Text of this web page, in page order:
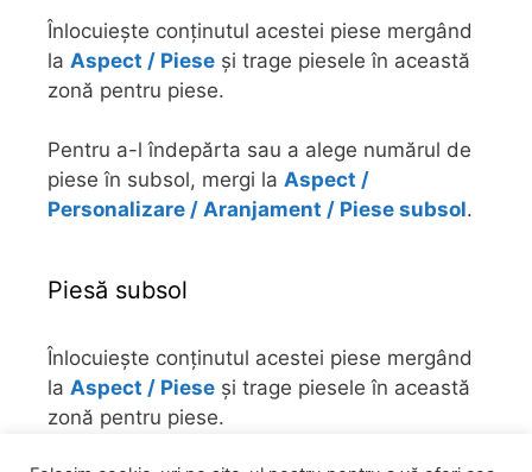
Înlocuiește conținutul acestei piese mergând
la Aspect / Piese și trage piesele în această
zonă pentru piese.
Pentru a-l îndepărta sau a alege numărul de
piese în subsol, mergi la Aspect /
Personalizare / Aranjament / Piese subsol.
Piesă subsol
Înlocuiește conținutul acestei piese mergând
la Aspect / Piese și trage piesele în această
zonă pentru piese.